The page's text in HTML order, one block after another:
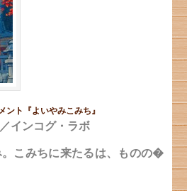
ント『よいやみこみち』
インコグ・ラボ
こみちに来たるは、ものの�